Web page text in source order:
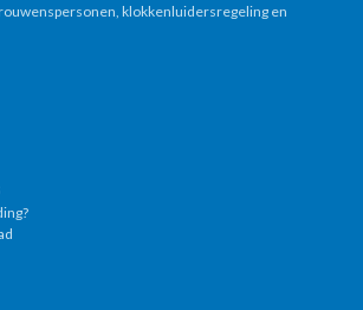
klokkenluidersregeling en